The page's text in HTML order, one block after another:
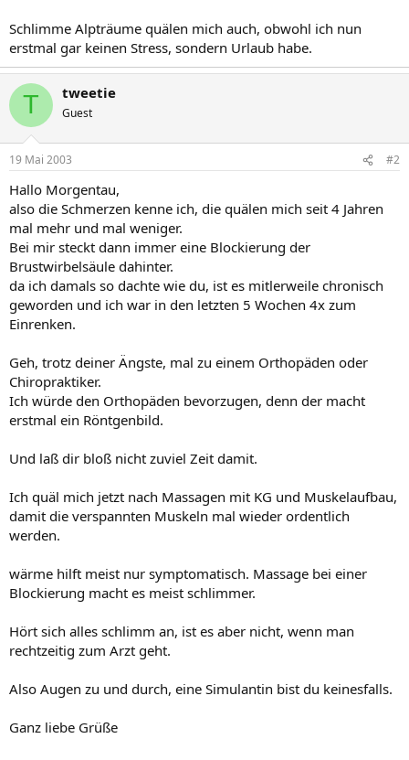
Schlimme Alpträume quälen mich auch, obwohl ich nun
erstmal gar keinen Stress, sondern Urlaub habe.
T tweetie
Guest
19 Mai 2003 #2
Hallo Morgentau,
also die Schmerzen kenne ich, die quälen mich seit 4 Jahren
mal mehr und mal weniger.
Bei mir steckt dann immer eine Blockierung der
Brustwirbelsäule dahinter.
da ich damals so dachte wie du, ist es mitlerweile chronisch
geworden und ich war in den letzten 5 Wochen 4x zum
Einrenken.
Geh, trotz deiner Ängste, mal zu einem Orthopäden oder
Chiropraktiker.
Ich würde den Orthopäden bevorzugen, denn der macht
erstmal ein Röntgenbild.
Und laß dir bloß nicht zuviel Zeit damit.
Ich quäl mich jetzt nach Massagen mit KG und Muskelaufbau,
damit die verspannten Muskeln mal wieder ordentlich
werden.
wärme hilft meist nur symptomatisch. Massage bei einer
Blockierung macht es meist schlimmer.
Hört sich alles schlimm an, ist es aber nicht, wenn man
rechtzeitig zum Arzt geht.
Also Augen zu und durch, eine Simulantin bist du keinesfalls.
Ganz liebe Grüße